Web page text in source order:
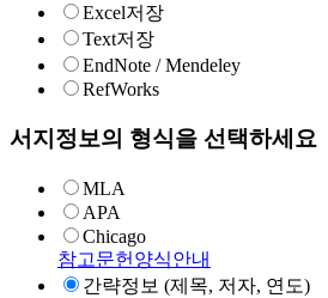
Excel저장
Text저장
EndNote / Mendeley
RefWorks
서지정보의 형식을 선택하세요
MLA
APA
Chicago
참고문헌양식안내
간략정보 (제목, 저자, 연도)